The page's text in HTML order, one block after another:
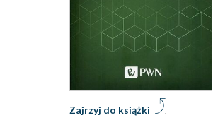
Zajrzyj do książki